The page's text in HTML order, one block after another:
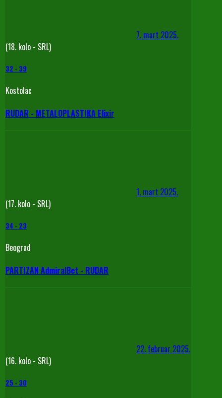
7. mart 2025.
(18. kolo - SRL)
32 - 39
Kostolac
RUDAR - METALOPLASTIKA Elixir
1. mart 2025.
(17. kolo - SRL)
34 - 23
Beograd
PARTIZAN AdmiralBet - RUDAR
22. februar 2025.
(16. kolo - SRL)
25 - 30